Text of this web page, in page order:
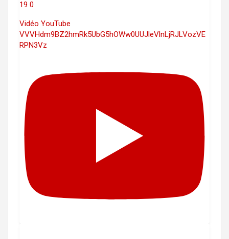
19 0
Vidéo YouTube
VVVHdm9BZ2hmRk5UbG5hOWw0UUJleVlnLjRJLVozVE
RPN3Vz